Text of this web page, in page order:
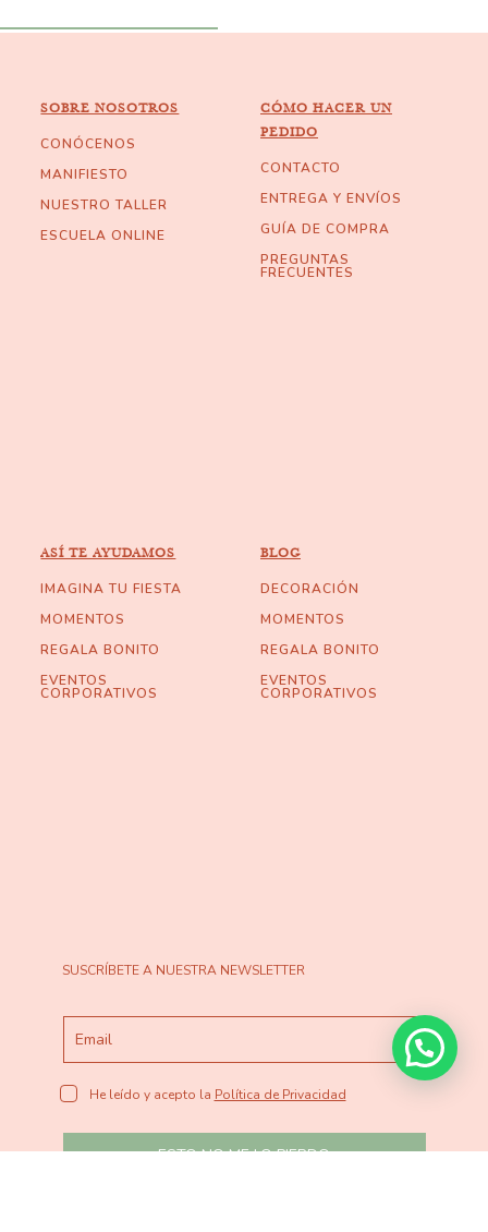
SOBRE NOSOTROS
CONÓCENOS
MANIFIESTO
NUESTRO TALLER
ESCUELA ONLINE
CÓMO HACER UN
PEDIDO
CONTACTO
ENTREGA Y ENVÍOS
GUÍA DE COMPRA
PREGUNTAS
FRECUENTES
ASÍ TE AYUDAMOS
IMAGINA TU FIESTA
MOMENTOS
REGALA BONITO
EVENTOS
CORPORATIVOS
BLOG
DECORACIÓN
MOMENTOS
REGALA BONITO
EVENTOS
CORPORATIVOS
SUSCRÍBETE A NUESTRA NEWSLETTER
He leído y acepto la Política de Privacidad
ESTO NO ME LO PIERDO